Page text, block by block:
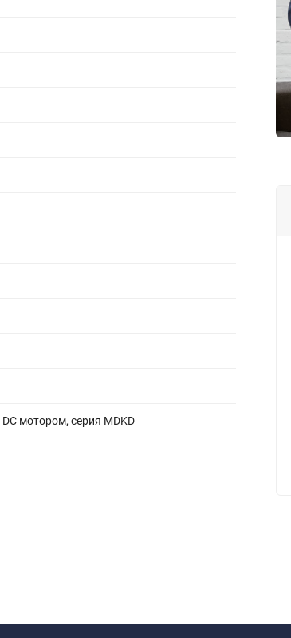
мотором, серия MDKD